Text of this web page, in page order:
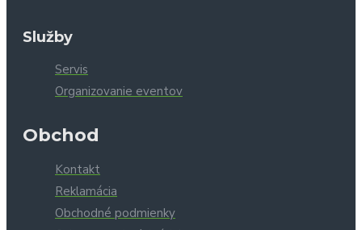
Služby
Servis
Organizovanie eventov
Obchod
Kontakt
Reklamácia
Obchodné podmienky